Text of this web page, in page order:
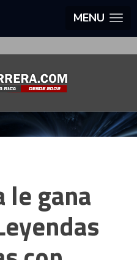
MENU
le gana